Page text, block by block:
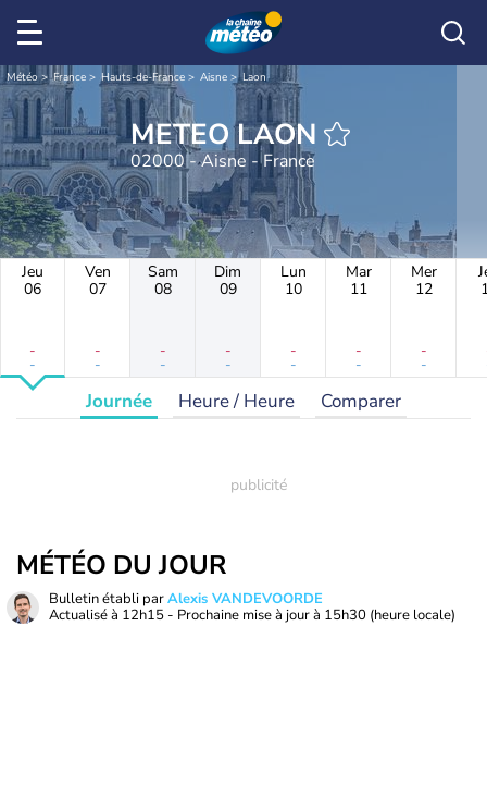
Météo France Hauts-de-France Aisne Laon
METEO LAON
02000 - Aisne - France
Jeu
06
-
-
Ven
07
-
-
Sam
08
-
-
Dim
09
-
-
Lun
10
-
-
Mar
11
-
-
Mer
12
-
-
Journée Heure / Heure Comparer
MÉTÉO DU JOUR
Bulletin établi parAlexis VANDEVOORDE
Actualisé à 12h15 - Prochaine mise à jour à 15h30 (heure locale)